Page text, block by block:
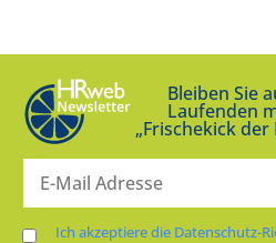
Bleiben Sie
Laufenden
„Frischekick der
Ich akzeptiere die Datenschutz-